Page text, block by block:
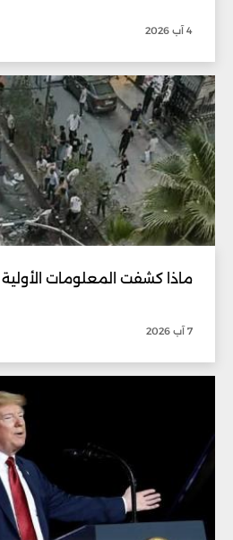
4 آب 2026
ماذا كشفت المعلومات الأولية
7 آب 2026